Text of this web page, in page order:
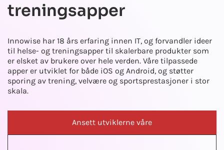
treningsapper
Innowise har 18 års erfaring innen IT, og forvandler ideer
til helse- og treningsapper til skalerbare produkter som
er elsket av brukere over hele verden. Våre tilpassede
apper er utviklet for både iOS og Android, og støtter
sporing av trening, velvære og sportsprestasjoner i stor
skala.
Ansett utviklerne våre